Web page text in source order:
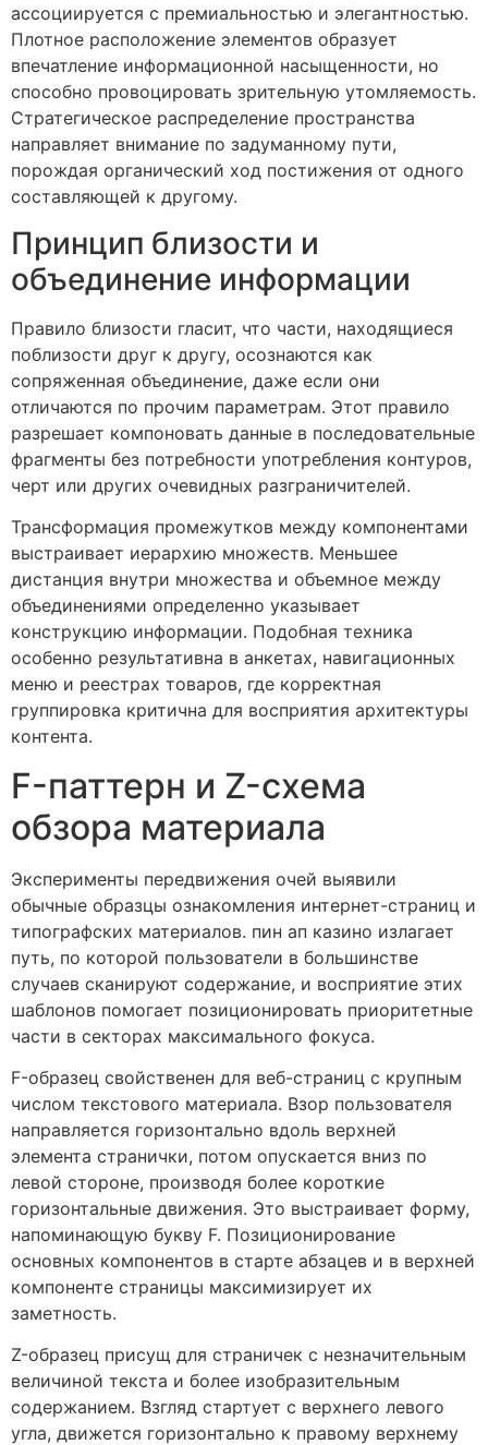
ассоциируется с премиальностью и элегантностью.
Плотное расположение элементов образует
впечатление информационной насыщенности, но
способно провоцировать зрительную утомляемость.
Стратегическое распределение пространства
направляет внимание по задуманному пути,
порождая органический ход постижения от одного
составляющей к другому.
Принцип близости и
объединение информации
Правило близости гласит, что части, находящиеся
поблизости друг к другу, осознаются как
сопряженная объединение, даже если они
отличаются по прочим параметрам. Этот правило
разрешает компоновать данные в последовательные
фрагменты без потребности употребления контуров,
черт или других очевидных разграничителей.
Трансформация промежутков между компонентами
выстраивает иерархию множеств. Меньшее
дистанция внутри множества и объемное между
объединениями определенно указывает
конструкцию информации. Подобная техника
особенно результативна в анкетах, навигационных
меню и реестрах товаров, где корректная
группировка критична для восприятия архитектуры
контента.
F-паттерн и Z-схема
обзора материала
Эксперименты передвижения очей выявили
обычные образцы ознакомления интернет-страниц и
типографских материалов. пин ап казино излагает
путь, по которой пользователи в большинстве
случаев сканируют содержание, и восприятие этих
шаблонов помогает позиционировать приоритетные
части в секторах максимального фокуса.
F-образец свойственен для веб-страниц с крупным
числом текстового материала. Взор пользователя
направляется горизонтально вдоль верхней
элемента странички, потом опускается вниз по
левой стороне, производя более короткие
горизонтальные движения. Это выстраивает форму,
напоминающую букву F. Позиционирование
основных компонентов в старте абзацев и в верхней
компоненте страницы максимизирует их
заметность.
Z-образец присущ для страничек с незначительным
величиной текста и более изобразительным
содержанием. Взгляд стартует с верхнего левого
угла, движется горизонтально к правому верхнему